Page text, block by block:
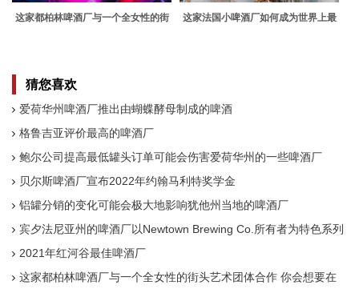
这家都柏林啤酒厂与一个全女性的街
这家法国小啤酒厂如何成为世界上最
猜您喜欢
爱荷华州啤酒厂推出由蝴蝶酵母制成的啤酒
格鲁吉亚评价最高的啤酒厂
鲍尔公司提高最低罐头订单可能会伤害爱荷华州的一些啤酒厂
贝尔斯啤酒厂宣布2022年约翰马利特奖学金
铝罐分销的变化可能会极大地影响犹他州当地的啤酒厂
宾夕法尼亚州的啤酒厂以Newtown Brewing Co.所有者为特色系列
2021年红河谷最佳啤酒厂
这家都柏林啤酒厂与一个全女性的街头艺术团体合作 你会想要在